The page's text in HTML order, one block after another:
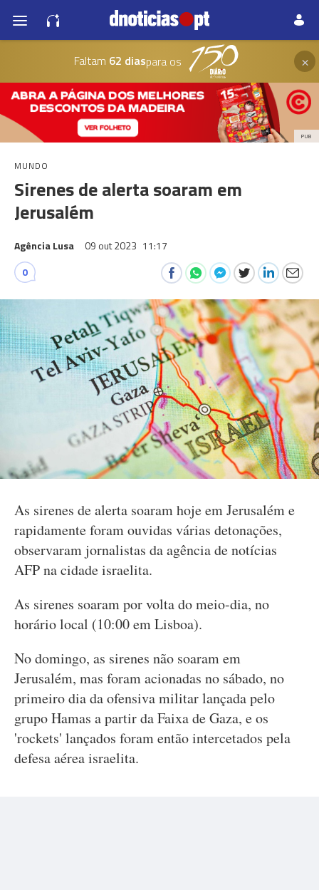
Faltam 62 diaspara os ×
PUB
MUNDO
Sirenes de alerta soaram em
Jerusalém
Agência Lusa 09 out 2023 11:17
0
As sirenes de alerta soaram hoje em Jerusalém e
rapidamente foram ouvidas várias detonações,
observaram jornalistas da agência de notícias
AFP na cidade israelita.
As sirenes soaram por volta do meio-dia, no
horário local (10:00 em Lisboa).
No domingo, as sirenes não soaram em
Jerusalém, mas foram acionadas no sábado, no
primeiro dia da ofensiva militar lançada pelo
grupo Hamas a partir da Faixa de Gaza, e os
'rockets' lançados foram então intercetados pela
defesa aérea israelita.